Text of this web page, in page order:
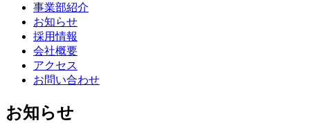
事業部紹介
お知らせ
採用情報
会社概要
アクセス
お問い合わせ
お知らせ